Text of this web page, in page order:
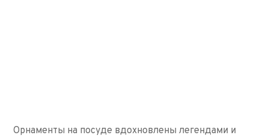
Орнаменты на посуде вдохновлены легендами и